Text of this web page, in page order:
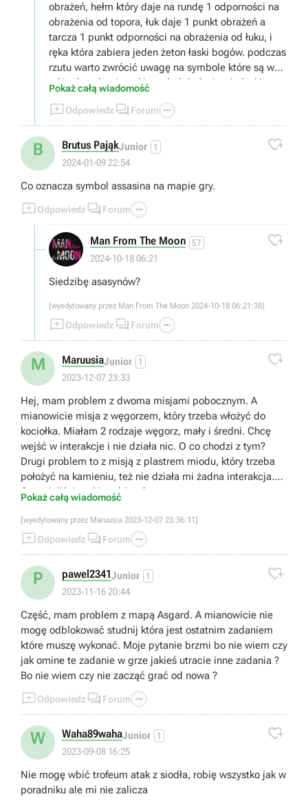
obrażeń, hełm który daje na rundę 1 odporności na
obrażenia od topora, łuk daje 1 punkt obrażeń a
tarcza 1 punkt odporności na obrażenia od łuku, i
ręka która zabiera jeden żeton łaski bogów. podczas
rzutu warto zwrócić uwagę na symbole które są w
takim kwadracie, taki symbol doda 1 pnkt łaski,
punkt łaski wydajesz wybierając łaskę bogów (jaka
to będzie łaska wybierasz przed rozpoczęciem gry o
ile jakieś masz bo zdobywasz je po wygranej partii),
musisz zabrać wszystkie życia przeciwnikowi
Pokaż całą wiadomość
Odpowiedz  Forum 
B Brutus PająkJunior 1
2024-01-09 22:54

Co oznacza symbol assasina na mapie gry.
Odpowiedz  Forum 
Man From The Moon 57
2024-10-18 06:21

Siedzibę asasynów?
[wyedytowany przez Man From The Moon 2024-10-18 06:21:38]
Odpowiedz  Forum 
M MaruusiaJunior 1
2023-12-07 23:33

Hej, mam problem z dwoma misjami pobocznym. A
mianowicie misja z węgorzem, który trzeba włożyć do
kociołka. Miałam 2 rodzaje węgorz, mały i średni. Chcę
wejść w interakcje i nie działa nic. O co chodzi z tym?
Drugi problem to z misją z plastrem miodu, który trzeba
położyć na kamieniu, też nie działa mi żadna interakcja.
Czy mieliście taki problem?
Pokaż całą wiadomość
[wyedytowany przez Maruusia 2023-12-07 23:36:11]
Odpowiedz  Forum 
P pawel2341Junior 1
2023-11-16 20:44

Część, mam problem z mapą Asgard. A mianowicie nie
mogę odblokować studnij która jest ostatnim zadaniem
które muszę wykonać. Moje pytanie brzmi bo nie wiem czy
jak omine te zadanie w grze jakieś utracie inne zadania ?
Bo nie wiem czy nie zacząć grać od nowa ?
Odpowiedz  Forum 
W Waha89wahaJunior 1
2023-09-08 16:25

Nie mogę wbić trofeum atak z siodła, robię wszystko jak w
poradniku ale mi nie zalicza